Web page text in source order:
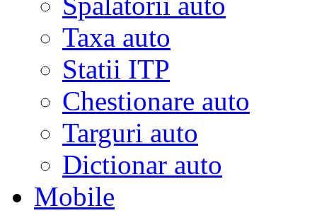
Taxa auto
Statii ITP
Chestionare auto
Targuri auto
Dictionar auto
Mobile